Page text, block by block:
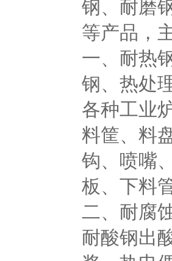
钢、耐磨
等产品
一、耐热
钢、热处
各种工业
料筐、料
钩、喷嘴
板、下料
二、耐腐
耐酸钢出